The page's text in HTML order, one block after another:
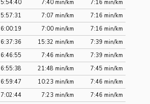
5:54:40 7:40 min/km
7:16 min/km
5:57:31 7:07 min/km
7:16 min/km
6:00:19 7:00 min/km
7:16 min/km
6:37:36 15:32 min/km
7:39 min/km
6:46:55 7:46 min/km
7:39 min/km
6:55:38 21:48 min/km
7:45 min/km
6:59:47 10:23 min/km
7:46 min/km
7:02:44 7:23 min/km
7:46 min/km